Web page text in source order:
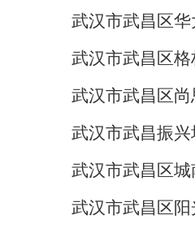
武汉市武昌区
武汉市武昌区
武汉市武昌区
武汉市武昌振
武汉市武昌区
武汉市武昌区阳